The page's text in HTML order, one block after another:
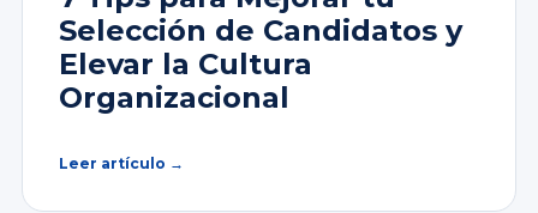
Selección de Candidatos y
Elevar la Cultura
Organizacional
Leer artículo →